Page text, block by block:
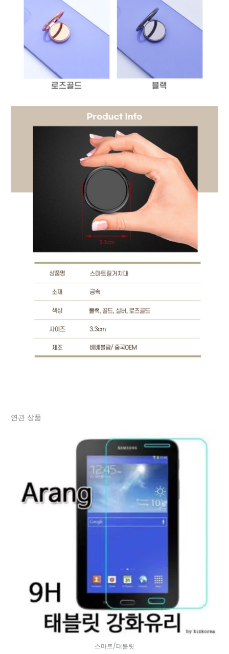
연관 상품
스마트/태블릿